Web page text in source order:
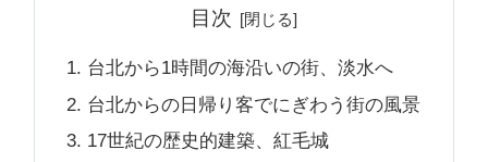
目次
台北から1時間の海沿いの街、淡水へ
台北からの日帰り客でにぎわう街の風景
17世紀の歴史的建築、紅毛城